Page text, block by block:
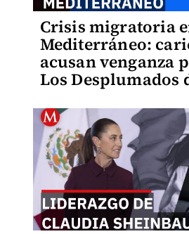
Crisis migratoria
Mediterráneo:
acusan venganza
Los Desplumados